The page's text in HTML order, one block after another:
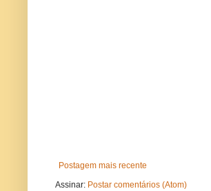
Postagem mais recente
Assinar: Postar comentários (Atom)